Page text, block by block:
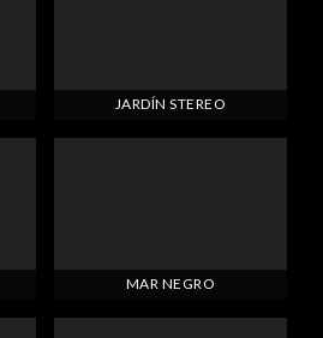
JARDÍN STEREO
MAR NEGRO